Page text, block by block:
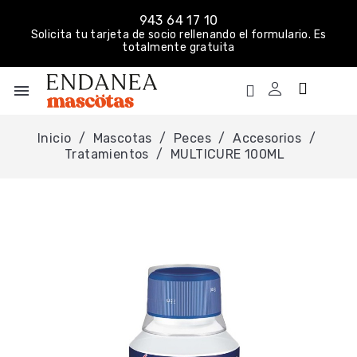
943 64 17 10
Solicita tu tarjeta de socio rellenando el formulario. Es
totalmente gratuita
menu
Inicio Mascotas Peces
Accesorios
Tratamientos
MULTICURE 100ML